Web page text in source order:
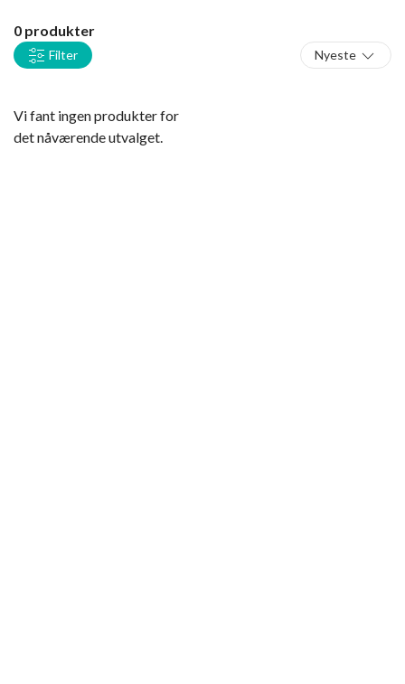
0 produkter
Filter Nyeste
Vi fant ingen produkter for
det nåværende utvalget.